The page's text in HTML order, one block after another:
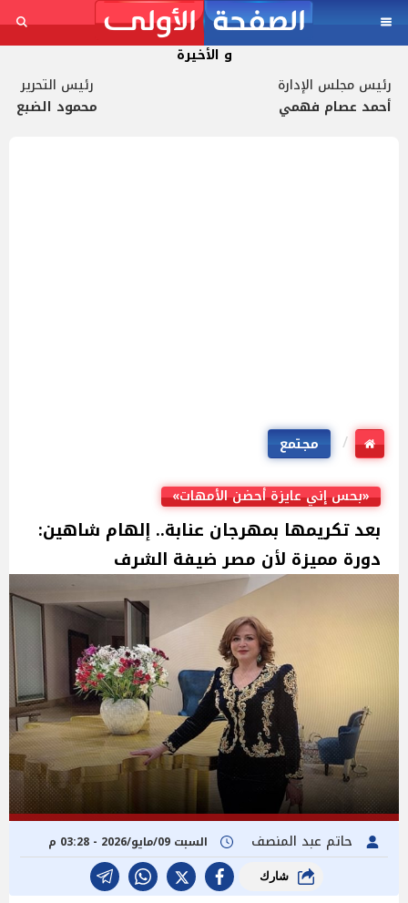
و الأخيرة
رئيس مجلس الإدارة
أحمد عصام فهمي
رئيس التحرير
محمود الضبع
مجتمع
«بحس إني عايزة أحضن الأمهات»
بعد تكريمها بمهرجان عنابة.. إلهام شاهين:
دورة مميزة لأن مصر ضيفة الشرف
حاتم عبد المنصف السبت 09/مايو/2026 - 03:28 م
شارك